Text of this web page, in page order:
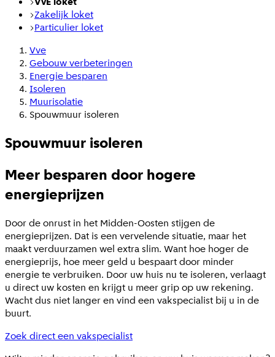
Zakelijk loket
Particulier loket
Vve
Gebouw verbeteringen
Energie besparen
Isoleren
Muurisolatie
Spouwmuur isoleren
Spouwmuur isoleren
Meer besparen door hogere
energieprijzen
Door de onrust in het Midden-Oosten stijgen de
energieprijzen. Dat is een vervelende situatie, maar het
maakt verduurzamen wel extra slim. Want hoe hoger de
energieprijs, hoe meer geld u bespaart door minder
energie te verbruiken. Door uw huis nu te isoleren, verlaagt
u direct uw kosten en krijgt u meer grip op uw rekening.
Wacht dus niet langer en vind een vakspecialist bij u in de
buurt.
Zoek direct een vakspecialist